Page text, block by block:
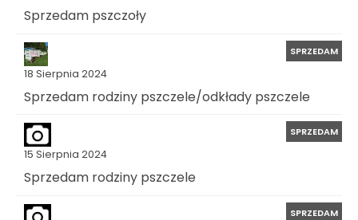
Sprzedam pszczoły
18 Sierpnia 2024
SPRZEDAM
Sprzedam rodziny pszczele/odkłady pszczele
15 Sierpnia 2024
SPRZEDAM
Sprzedam rodziny pszczele
SPRZEDAM